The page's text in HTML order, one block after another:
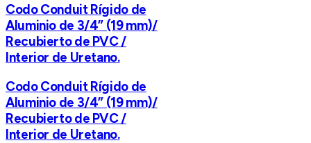
Codo Conduit Rígido de
Aluminio de 3/4” (19 mm)/
Recubierto de PVC /
Interior de Uretano.
Codo Conduit Rígido de
Aluminio de 3/4” (19 mm)/
Recubierto de PVC /
Interior de Uretano.